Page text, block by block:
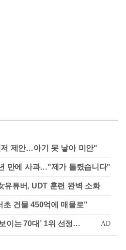
제안…아기 못 낳아 미안"
만에 사과…"제가 틀렸습니다"
튜버, UDT 훈련 완벽 소화
초 건물 450억에 매물로"